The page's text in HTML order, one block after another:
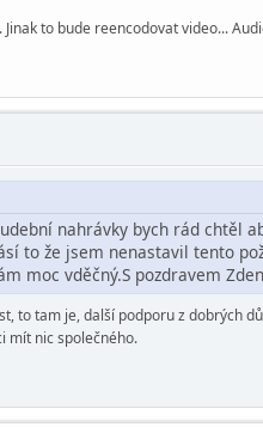
to bude reencodovat video...
nahrávky bych rád chtěl
to že jsem nenastavil tento
moc vděčný.S pozdravem
to tam je, další podporu z dobrých
mít nic společného.